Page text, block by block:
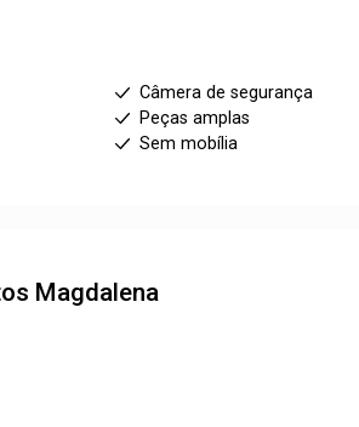
Câmera de segurança
Peças amplas
Sem mobília
Magdalena